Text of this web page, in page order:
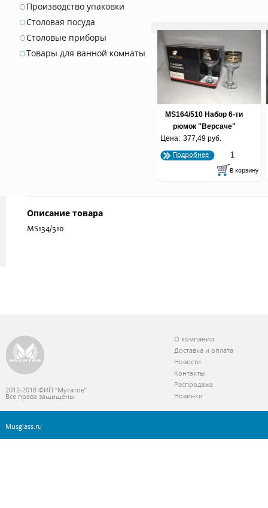
Производство упаковки
Столовая посуда
Столовые приборы
Товары для ванной комнаты
MS164/510 Набор 6-ти
рюмок "Версаче"
Цена: 377,49 руб.
Подробнее
Описание товара
MS134/510
2012-2018 ©ИП “Мусатов”
Все права защищены
О компании
Доставка и оплата
Новости
Контакты
Распродажа
Новинки
Musglass.ru